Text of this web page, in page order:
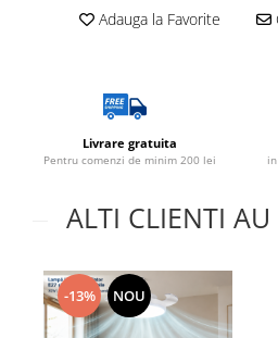
Adauga la Favorite
Livrare gratuita
Pentru comenzi de minim 200 lei
ALTI CLIENTI
-13% NOU